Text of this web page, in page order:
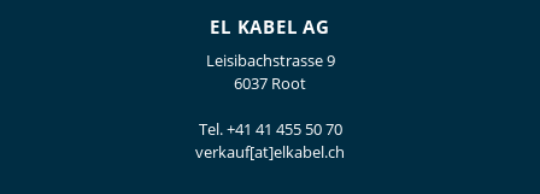
EL KABEL AG
Leisibachstrasse 9
6037 Root
Tel.+41 41 455 50 70
verkauf[at]elkabel.ch